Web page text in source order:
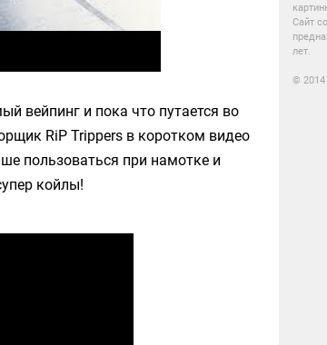
вейпинг и пока что путается во
RiP Trippers в коротком видео
пользоваться при намотке и
койлы!
Сайт
лет.
© 2014